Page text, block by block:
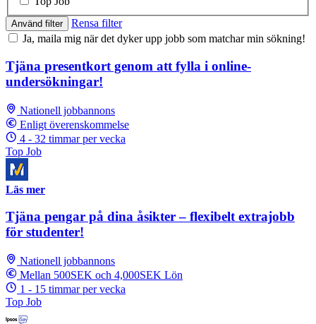
Använd filter
Rensa filter
Ja, maila mig när det dyker upp jobb som matchar min sökning!
Tjäna presentkort genom att fylla i online-
undersökningar!
Nationell jobbannons
Enligt överenskommelse
4 - 32 timmar per vecka
Top Job
Läs mer
Tjäna pengar på dina åsikter – flexibelt extrajobb
för studenter!
Nationell jobbannons
Mellan 500SEK och 4,000SEK Lön
1 - 15 timmar per vecka
Top Job